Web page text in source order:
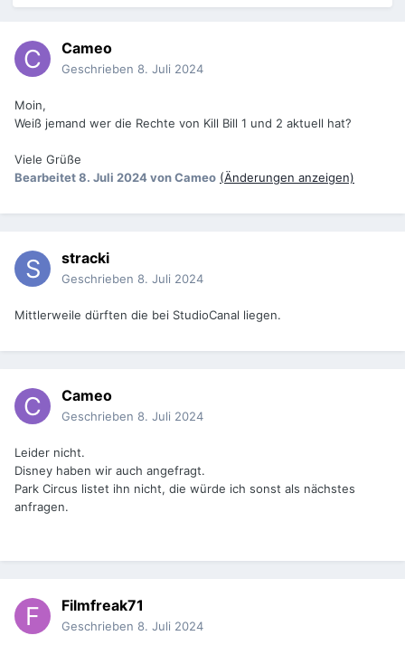
Cameo
Geschrieben 8. Juli 2024
Moin,
Weiß jemand wer die Rechte von Kill Bill 1 und 2 aktuell hat?
Viele Grüße
Bearbeitet8. Juli 2024von Cameo (Änderungen anzeigen)
stracki
Geschrieben 8. Juli 2024
Mittlerweile dürften die bei StudioCanal liegen.
Cameo
Geschrieben 8. Juli 2024
Leider nicht.
Disney haben wir auch angefragt.
Park Circus listet ihn nicht, die würde ich sonst als nächstes
anfragen.
Filmfreak71
Geschrieben 8. Juli 2024